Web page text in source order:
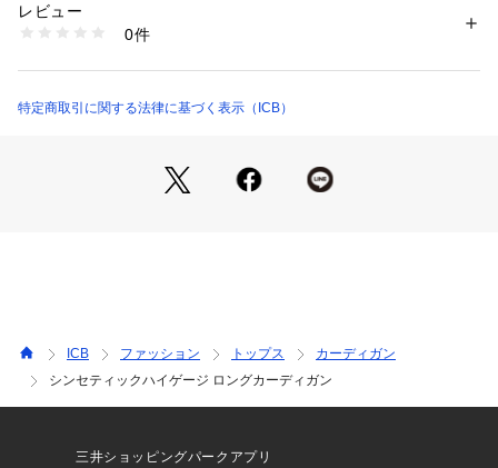
ンをスッキリと綺麗に見せてくれます。オフィスでの冷房対策
としてはもちろん、普段使いからお出かけまで、幅広いシーン
なハリコシ感もあり、ハイゲージに編むことでツヤ感が生ま
れ、上品見えを叶えてくれる素材です。暑さを感じる時期でも
濯ができるのでお手入れも楽々。
る「取り扱い上の注意」「洗濯表示」をご確認ください。※採
洗濯：【本体のみ】40℃まで手洗い可 塩素系漂白不可 タンブル乾燥不可
日陰平干し乾燥 アイロンは160℃まで 弱いドライクリーニング（石油系）
※詳しい洗濯方法については、商品の品質表示タグをご覧ください
KRCYLM0401 （ショップ）
レビュー
0件
特定商取引に関する法律に基づく表示（ICB）
ICB ファッション トップス
カーディガン
シンセティックハイゲージ ロングカーディガン
三井ショッピングパークアプリ